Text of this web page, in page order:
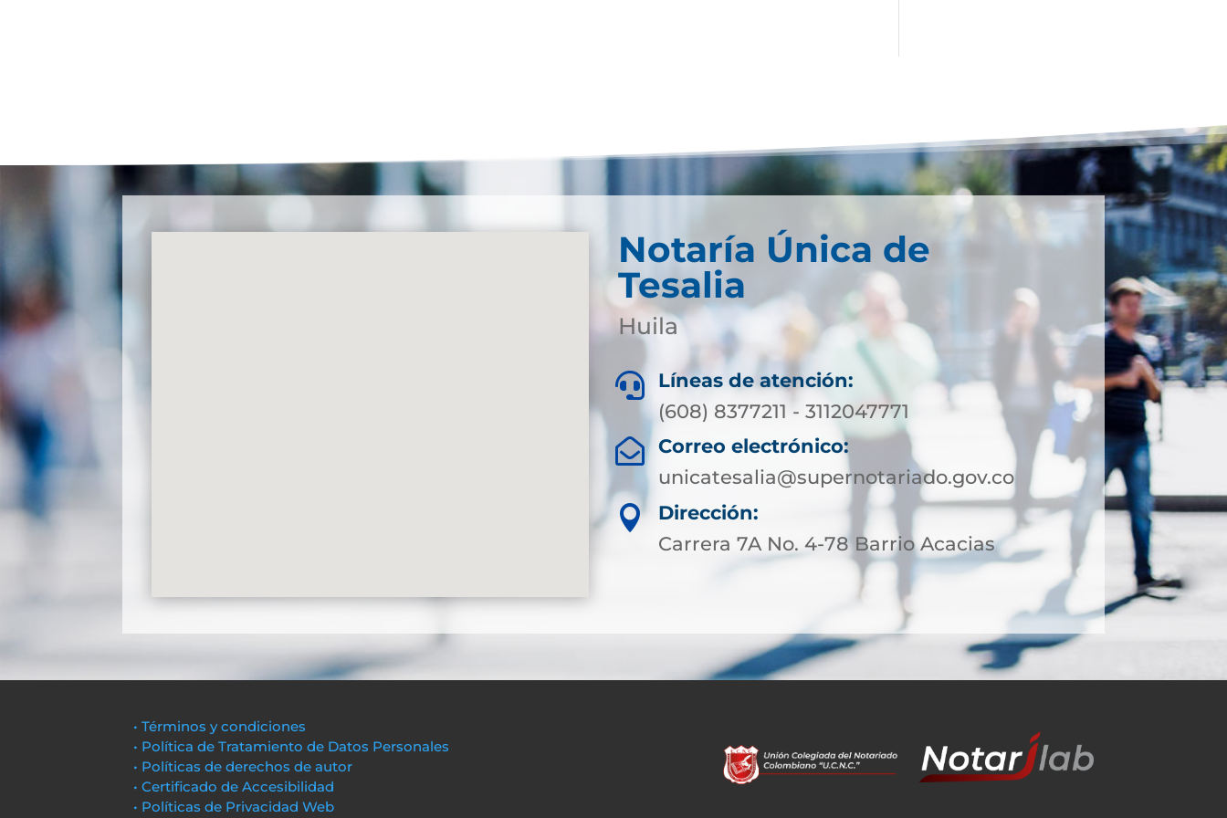
Notaría Única de
Tesalia
Huila

Líneas de atención:
(608) 8377211 - 3112047771

Correo electrónico:
unicatesalia@supernotariado.gov.co

Dirección:
Carrera 7A No. 4-78 Barrio Acacias
• Términos y condiciones
• Política de Tratamiento de Datos Personales
• Políticas de derechos de autor
• Certificado de Accesibilidad
• Políticas de Privacidad Web